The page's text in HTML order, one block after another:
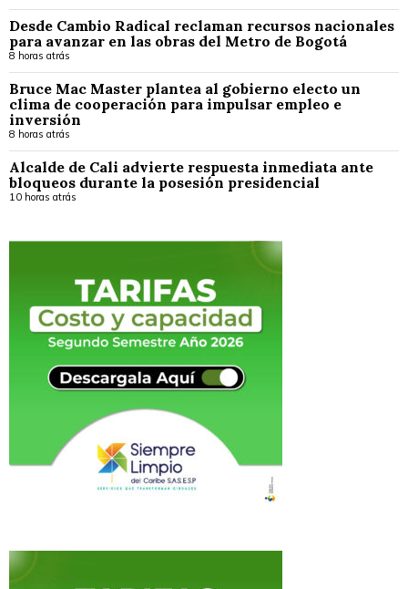
Desde Cambio Radical reclaman recursos nacionales
para avanzar en las obras del Metro de Bogotá
8 horas atrás
Bruce Mac Master plantea al gobierno electo un
clima de cooperación para impulsar empleo e
inversión
8 horas atrás
Alcalde de Cali advierte respuesta inmediata ante
bloqueos durante la posesión presidencial
10 horas atrás